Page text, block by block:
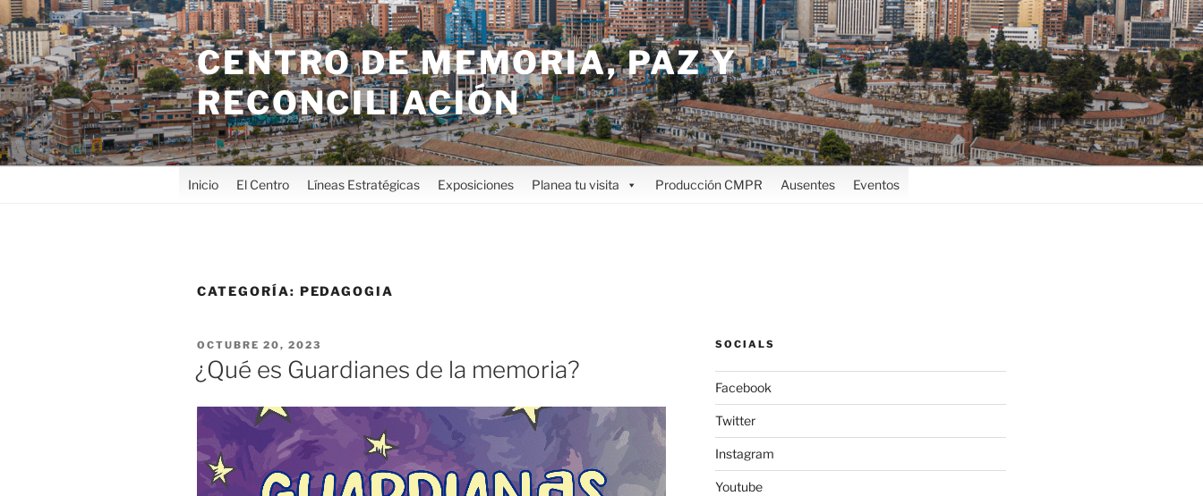
CENTRO DE MEMORIA, PAZ Y
RECONCILIACIÓN
Inicio El Centro Líneas Estratégicas Exposiciones Planea tu visita Producción CMPR Ausentes Eventos
CATEGORÍA: PEDAGOGIA
OCTUBRE 20, 2023
¿Qué es Guardianes de la memoria?
SOCIALS
Facebook
Twitter
Instagram
Youtube